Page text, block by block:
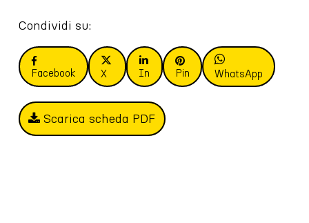
Condividi su:
Facebook X In Pin WhatsApp
Scarica scheda PDF